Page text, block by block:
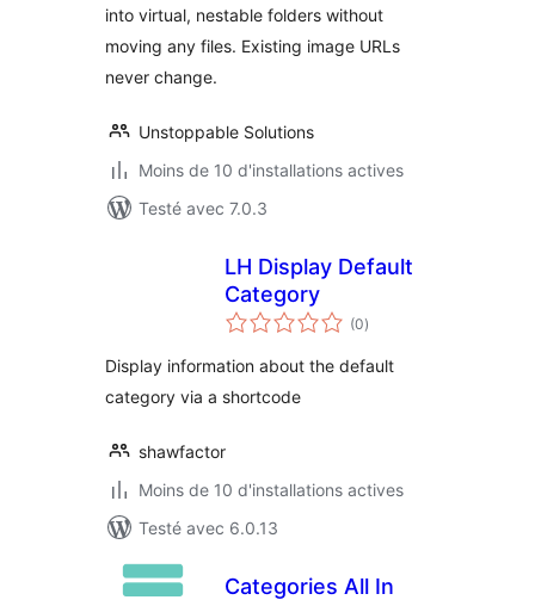
into virtual, nestable folders without
moving any files. Existing image URLs
never change.
Unstoppable Solutions
Moins de 10 d'installations actives
Testé avec 7.0.3
LH Display Default
Category
(0notes
en
)
Display information about the default
category via a shortcode
shawfactor
Moins de 10 d'installations actives
Testé avec 6.0.13
Categories All In